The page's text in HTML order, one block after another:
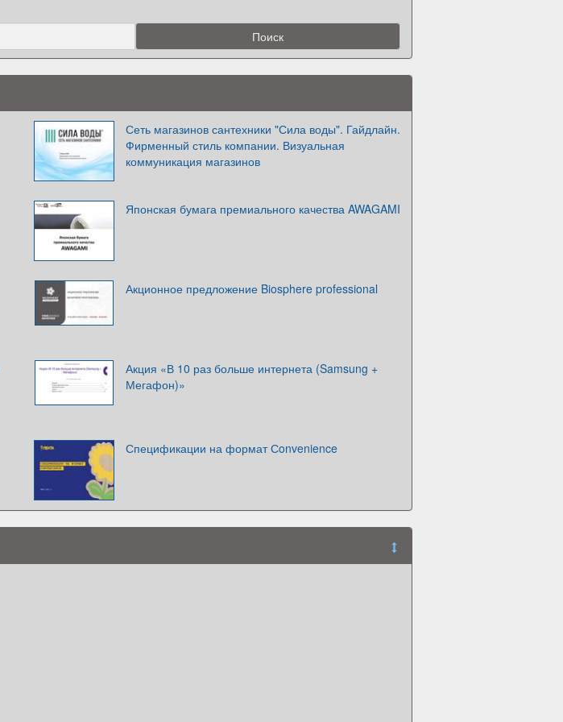
Сеть магазинов сантехники "Сила воды". Гайдлайн.
Фирменный стиль компании. Визуальная
коммуникация магазинов
Японская бумага премиального качества AWAGAMI
Акционное предложение Biosphere professional
Акция «В 10 раз больше интернета (Samsung +
Мегафон)»
Спецификации на формат Сonvenience